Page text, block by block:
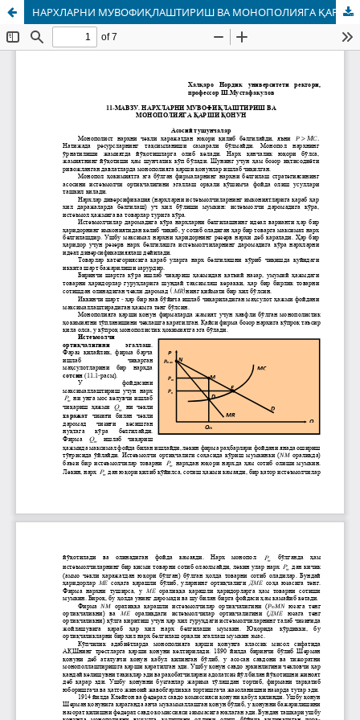
НАРХЛАРНИ МУВOФИҚЛАШТИРИШ ВА МOНOПOЛИЯГА ҚАРШИ ҚOНУН